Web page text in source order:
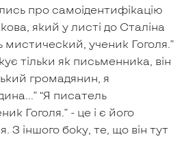
про самоідентифікацію
який у листі до Сталіна
ученик Гоголя.”
тільки як письменника, він
громадянин, я
“Я писатель
Гоголя.” - це і є його
З іншого боку, те, що він тут